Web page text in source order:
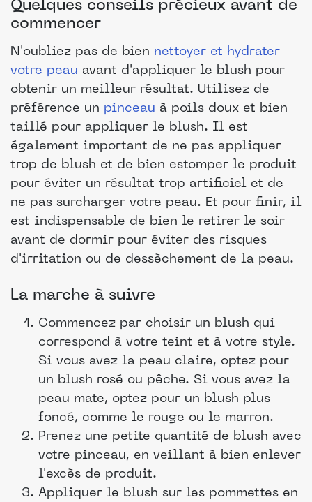
Quelques conseils précieux avant de
commencer
N'oubliez pas de bien nettoyer et hydrater
votre peau avant d'appliquer le blush pour
obtenir un meilleur résultat. Utilisez de
préférence un pinceau à poils doux et bien
taillé pour appliquer le blush. Il est
également important de ne pas appliquer
trop de blush et de bien estomper le produit
pour éviter un résultat trop artificiel et de
ne pas surcharger votre peau. Et pour finir, il
est indispensable de bien le retirer le soir
avant de dormir pour éviter des risques
d'irritation ou de dessèchement de la peau.
La marche à suivre
Commencez par choisir un blush qui
correspond à votre teint et à votre style.
Si vous avez la peau claire, optez pour
un blush rosé ou pêche. Si vous avez la
peau mate, optez pour un blush plus
foncé, comme le rouge ou le marron.
Prenez une petite quantité de blush avec
votre pinceau, en veillant à bien enlever
l'excès de produit.
Appliquer le blush sur les pommettes en